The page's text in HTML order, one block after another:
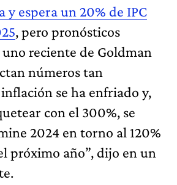
y espera un 20% de IPC
, pero pronósticos
reciente de Goldman
números tan
se ha enfriado y,
con el 300%, se
2024 en torno al 120%
próximo año”, dijo en un